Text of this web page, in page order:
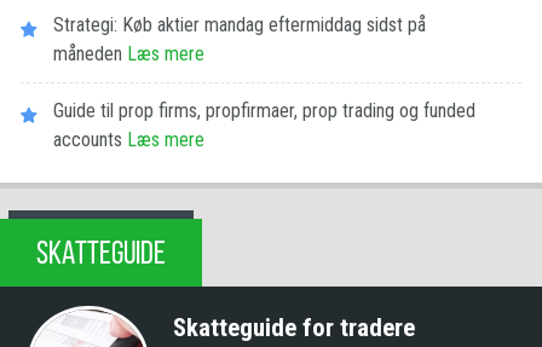
Strategi: Køb aktier mandag eftermiddag sidst på
måneden Læs mere
Guide til prop firms, propfirmaer, prop trading og funded
accounts Læs mere
SKATTEGUIDE
Skatteguide for tradere